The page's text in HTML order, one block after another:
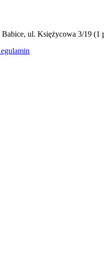
ul. Księżycowa 3/19